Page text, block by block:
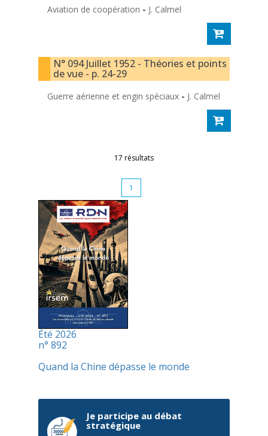
Aviation de coopération - J. Calmel
N° 094 Juillet 1952 - Théories et points
de vue - p. 24-29
Guerre aérienne et engin spéciaux - J. Calmel
17 résultats
1
Été 2026
n° 892
Quand la Chine dépasse le monde
Je participe au débat
stratégique